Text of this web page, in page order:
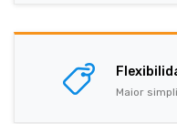
Maior